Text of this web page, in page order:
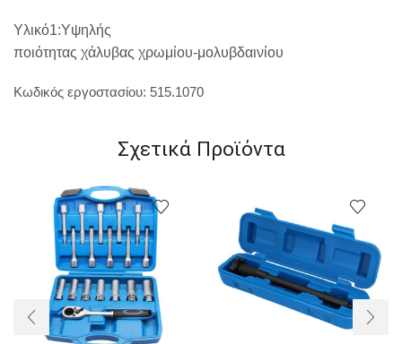
Υλικό1:Υψηλής
ποιότητας χάλυβας χρωμίου-μολυβδαινίου
Κωδικός εργοστασίου: 515.1070
Σχετικά Προϊόντα